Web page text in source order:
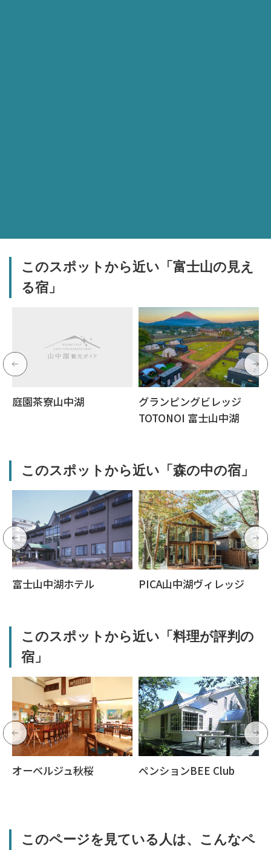
このスポットから近い「富士山の見え
る宿」
庭園茶寮山中湖
グランピングビレッジ
TOTONOI 富士山中湖
このスポットから近い「森の中の宿」
富士山中湖ホテル PICA山中湖ヴィレッジ
このスポットから近い「料理が評判の
宿」
オーベルジュ秋桜 ペンションBEE Club
このページを見ている人は、こんなペ